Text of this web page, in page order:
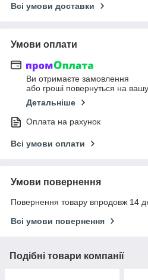
Всі умови доставки
Умови оплати
Ви отримаєте замовлення
або гроші повернуться на
Детальніше
Оплата на рахунок
Всі умови оплати
Умови повернення
Повернення товару впродовж 14
Всі умови повернення
Подібні товари компанії